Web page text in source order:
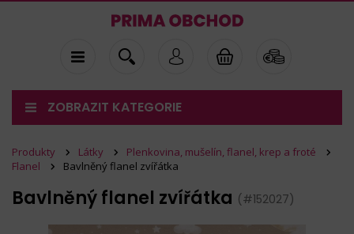
ZOBRAZIT KATEGORIE
Produkty Látky
Plenkovina, mušelín, flanel, krep a froté
Flanel
Bavlněný flanel zvířátka
Bavlněný flanel zvířátka (#152027)